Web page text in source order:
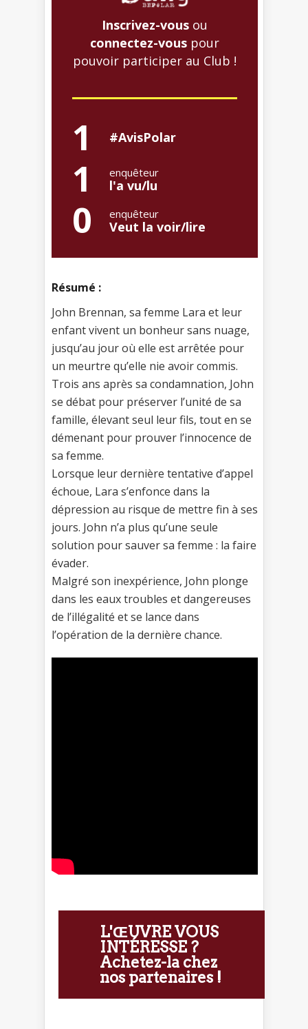
Inscrivez-vous ou
connectez-vous pour
pouvoir participer au Club !
1 #AvisPolar
1 enquêteur
l'a vu/lu
0 enquêteur
Veut la voir/lire
Résumé :
John Brennan, sa femme Lara et leur
enfant vivent un bonheur sans nuage,
jusqu’au jour où elle est arrêtée pour
un meurtre qu’elle nie avoir commis.
Trois ans après sa condamnation, John
se débat pour préserver l’unité de sa
famille, élevant seul leur fils, tout en se
démenant pour prouver l’innocence de
sa femme.
Lorsque leur dernière tentative d’appel
échoue, Lara s’enfonce dans la
dépression au risque de mettre fin à ses
jours. John n’a plus qu’une seule
solution pour sauver sa femme : la faire
évader.
Malgré son inexpérience, John plonge
dans les eaux troubles et dangereuses
de l’illégalité et se lance dans
l’opération de la dernière chance.
L'ŒUVRE VOUS
INTÉRESSE ?
Achetez-la chez
nos partenaires !